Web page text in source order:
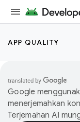
APP QUALITY
Google
menerjemahkan
Terjemahan AI